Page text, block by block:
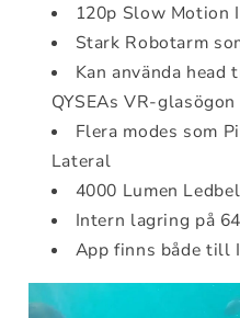
120p Slow Motion
Stark Robotarm
Kan använda head
QYSEAs VR-
Flera modes som
Lateral
4000 Lumen
Intern lagring på
App finns både till